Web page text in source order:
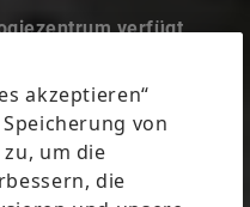
verfügt
Produkte.
in dem Gebäude,
Kunden und
liefert Fakten.